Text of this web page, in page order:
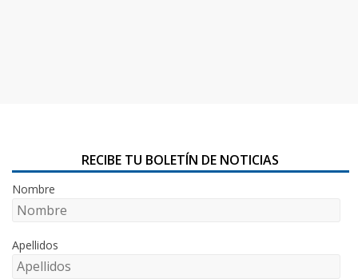
RECIBE TU BOLETÍN DE NOTICIAS
Nombre
Apellidos